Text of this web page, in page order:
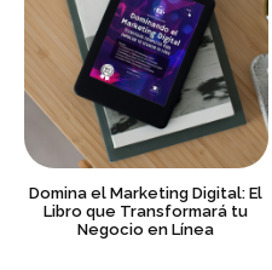
Domina el Marketing Digital: El
Libro que Transformará tu
Negocio en Línea